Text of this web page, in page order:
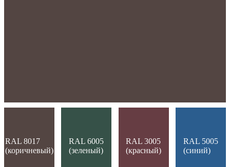
RAL 8017
(коричневый)
RAL 6005
(зеленый)
RAL 3005
(красный)
RAL 5005
(синий)